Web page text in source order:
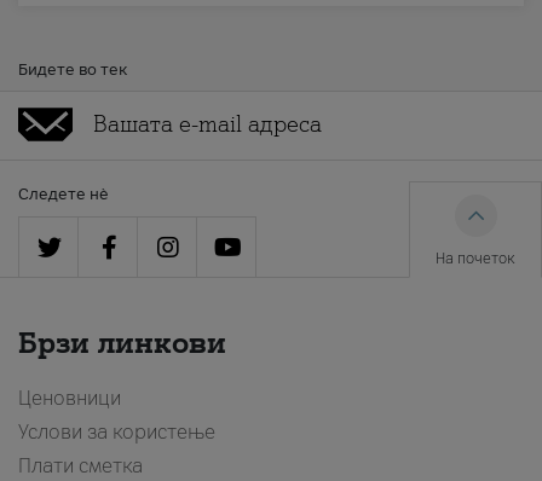
Бидете во тек
Следете нè
На почеток
Брзи линкови
Ценовници
Услови за користење
Плати сметка